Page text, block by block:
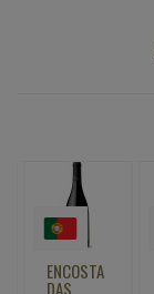
ENCOSTA
DAS